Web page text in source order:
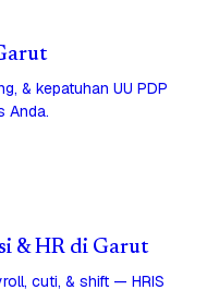
& kepatuhan UU PDP
Anda.
& HR di Garut
cuti, & shift — HRIS